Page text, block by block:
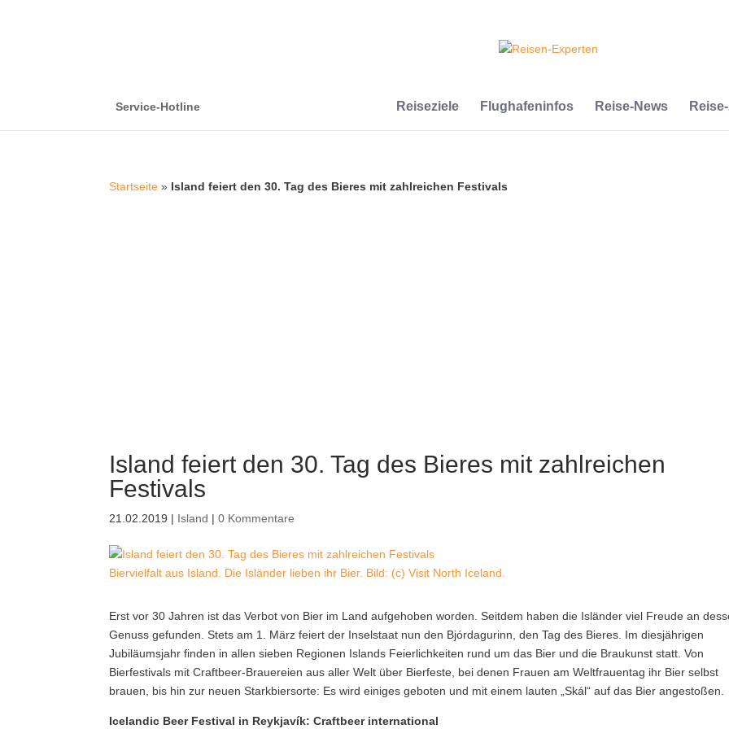
Service-Hotline Reiseziele Flughafeninfos Reise-News
Startseite » Island feiert den 30. Tag des Bieres mit zahlreichen Festivals
Island feiert den 30. Tag des Bieres mit zahlreichen
Festivals
21.02.2019 | Island |0 Kommentare
Biervielfalt aus Island. Die Isländer lieben ihr Bier. Bild: (c) Visit North Iceland.
Erst vor 30 Jahren ist das Verbot von Bier im Land aufgehoben worden. Seitdem haben die Isländer viel Freude an
Genuss gefunden.
Stets am 1. März feiert der Inselstaat nun den Bjórdagurinn, den Tag des Bieres. Im diesjährigen
Jubiläumsjahr finden in allen sieben Regionen Islands Feierlichkeiten rund um das Bier und die Braukunst statt. Von
Bierfestivals mit Craftbeer-Brauereien aus aller Welt über Bierfeste, bei denen Frauen am Weltfrauentag ihr Bier selbst
brauen, bis hin zur neuen Starkbiersorte: Es wird einiges geboten und mit einem lauten „Skál“ auf das Bier angestoßen.
Icelandic Beer Festival in Reykjavík: Craftbeer international